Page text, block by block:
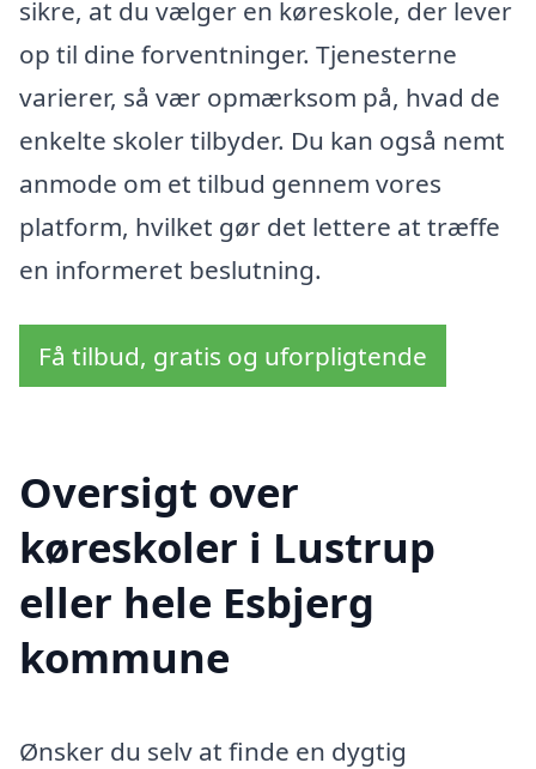
sikre, at du vælger en køreskole, der lever
op til dine forventninger. Tjenesterne
varierer, så vær opmærksom på, hvad de
enkelte skoler tilbyder. Du kan også nemt
anmode om et tilbud gennem vores
platform, hvilket gør det lettere at træffe
en informeret beslutning.
Få tilbud, gratis og uforpligtende
Oversigt over
køreskoler i Lustrup
eller hele Esbjerg
kommune
Ønsker du selv at finde en dygtig